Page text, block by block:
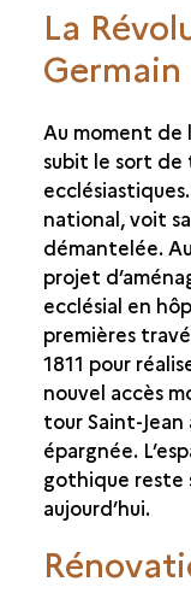
La
Germain
Au moment de
subit le sort de
national, voit
démantelée.
projet
ecclésial en
premières
1811 pour
nouvel accès
tour Saint-
épargnée.
gothique reste
aujourd’hui.